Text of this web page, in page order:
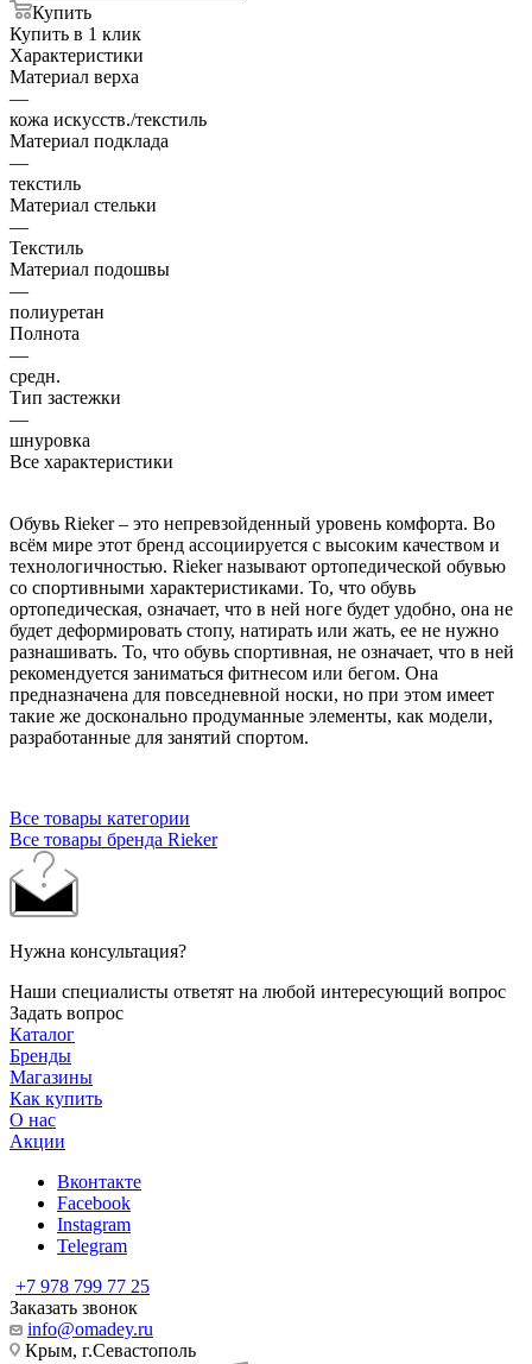
Купить
Купить в 1 клик
Характеристики
Материал верха
—
кожа искусств./текстиль
Материал подклада
—
текстиль
Материал стельки
—
Текстиль
Материал подошвы
—
полиуретан
Полнота
—
средн.
Тип застежки
—
шнуровка
Все характеристики
Обувь Rieker – это непревзойденный уровень комфорта. Во
всём мире этот бренд ассоциируется с высоким качеством и
технологичностью. Rieker называют ортопедической обувью
со спортивными характеристиками. То, что обувь
ортопедическая, означает, что в ней ноге будет удобно, она не
будет деформировать стопу, натирать или жать, ее не нужно
разнашивать. То, что обувь спортивная, не означает, что в ней
рекомендуется заниматься фитнесом или бегом. Она
предназначена для повседневной носки, но при этом имеет
такие же досконально продуманные элементы, как модели,
разработанные для занятий спортом.
Все товары категории
Все товары бренда Rieker
Нужна консультация?
Наши специалисты ответят на любой интересующий вопрос
Задать вопрос
Каталог
Бренды
Магазины
Как купить
О нас
Акции
Вконтакте
Facebook
Instagram
Telegram
+7 978 799 77 25
Заказать звонок
info@omadey.ru
Крым, г.Севастополь